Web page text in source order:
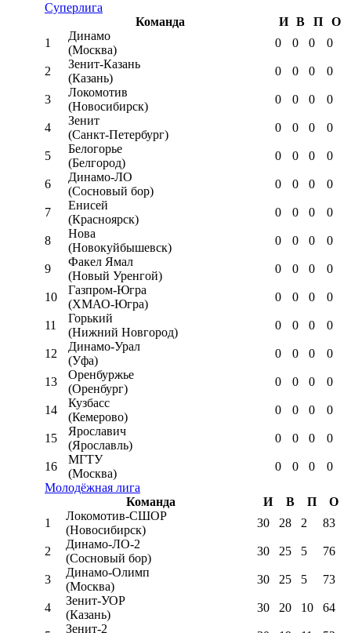
Суперлига
Команда
И В П
О
1
Динамо
(Москва)
0 0 0 0
2
Зенит-Казань
(Казань)
0 0 0 0
3
Локомотив
(Новосибирск)
0 0 0 0
4
Зенит
(Санкт-Петербург)
0 0 0 0
5
Белогорье
(Белгород)
0 0 0 0
6
Динамо-ЛО
(Сосновый бор)
0 0 0 0
7
Енисей
(Красноярск)
0 0 0 0
8
Нова
(Новокуйбышевск)
0 0 0 0
9
Факел Ямал
(Новый Уренгой)
0 0 0 0
10
Газпром-Югра
(ХМАО-Югра)
0 0 0 0
11
Горький
(Нижний Новгород)
0 0 0 0
12
Динамо-Урал
(Уфа)
0 0 0 0
13
Оренбуржье
(Оренбург)
0 0 0 0
14
Кузбасс
(Кемерово)
0 0 0 0
15
Ярославич
(Ярославль)
0 0 0 0
16
МГТУ
(Москва)
0 0 0
0
Молодёжная лига
Команда
И В П
О
1
Локомотив-CШОР
(Новосибирск)
30 28 2 83
2
Динамо-ЛО-2
(Сосновый бор)
30 25 5 76
3
Динамо-Олимп
(Москва)
30 25 5 73
4
Зенит-УОР
(Казань)
30 20 10 64
Зенит-2